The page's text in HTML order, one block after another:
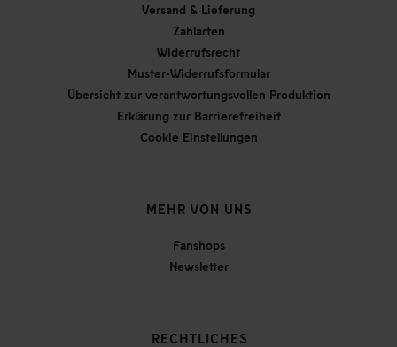
Versand & Lieferung
Zahlarten
Widerrufsrecht
Muster-Widerrufsformular
Übersicht zur verantwortungsvollen Produktion
Erklärung zur Barrierefreiheit
Cookie Einstellungen
MEHR VON UNS
Fanshops
Newsletter
RECHTLICHES